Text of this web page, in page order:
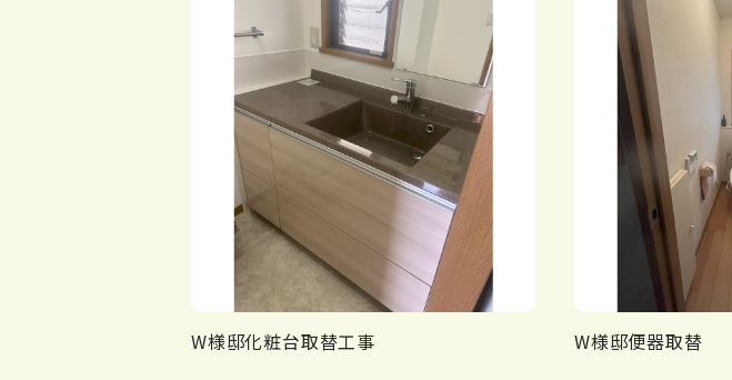
W様邸化粧台取替工事 W様邸便器取替